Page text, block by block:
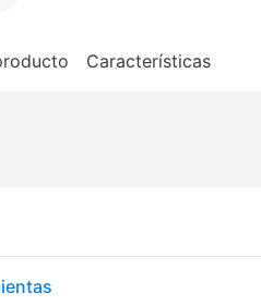
Características